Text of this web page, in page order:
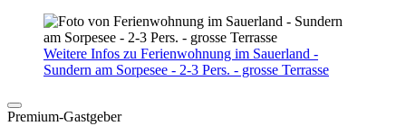
Weitere Infos zu Ferienwohnung im Sauerland -
Sundern am Sorpesee - 2-3 Pers. - grosse Terrasse
Premium-Gastgeber